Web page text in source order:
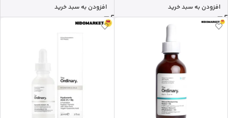
افزودن به سبد خرید افزودن به سبد خرید